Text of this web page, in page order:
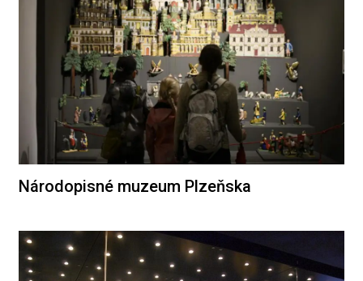
Národopisné muzeum Plzeňska